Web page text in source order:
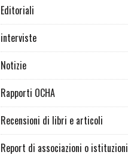
Editoriali
interviste
Notizie
Rapporti OCHA
Recensioni di libri e articoli
Report di associazioni o istituzioni